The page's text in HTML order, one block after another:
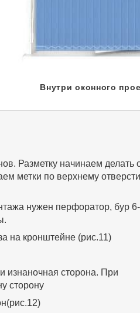
Внутри оконного
Разметку начинаем делать
метки по верхнему
нужен перфоратор, бур
на кронштейне (рис.11)
изнаночная сторона. При
сторону